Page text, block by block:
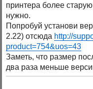
принтера более
нужно.
Попробуй установи
2.22) отсюда http://
product=754&uos=43
Заметь, что размер
два раза меньше